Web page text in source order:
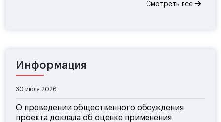
Смотреть все
Информация
30 июля 2026
О проведении общественного обсуждения
проекта доклада об оценке применения